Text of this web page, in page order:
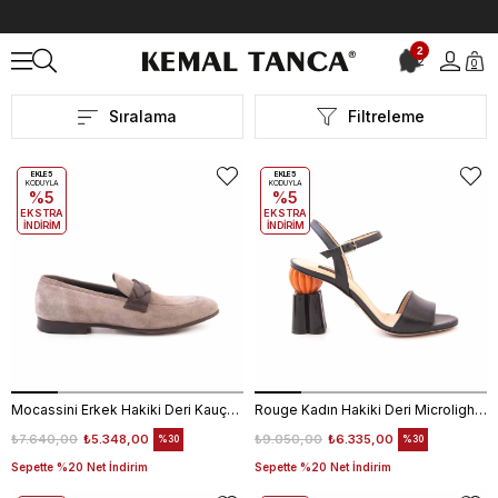
2
2 0
Anasayfa İLKBAHAR&YAZ
İLKBAHAR&YAZ
Filtreleme
Sıralama
Mocassini Erkek Hakiki Deri Kauçuk Taban Vizon-Kahverengi Günlük Ayakkabı
₺5.348,00
₺7.640,00 %30
Sepette %20 Net İndirim
EKLE5
KODUYLA
%5
EKSTRA
İNDİRİM
Rouge Kadın Hakiki Deri Microlight Taban Siyah-turuncu Gece & Abiye Sandalet
₺6.335,00
₺9.050,00 %30
Sepette %20 Net İndirim
EKLE5
KODUYLA
%5
EKSTRA
İNDİRİM